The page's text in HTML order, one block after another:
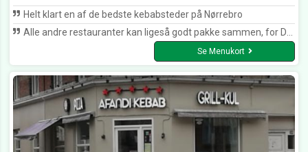
Helt klart en af de bedste kebabsteder på Nørrebro
Alle andre restauranter kan ligeså godt pakke sammen, for Durum Bar er lige stedet for velsmagende ægte kebab! Selvom konkurrenten overfor har kopieret Durum Bar, så kan de ikke ramme Durum Bar's niveau.
Se Menukort